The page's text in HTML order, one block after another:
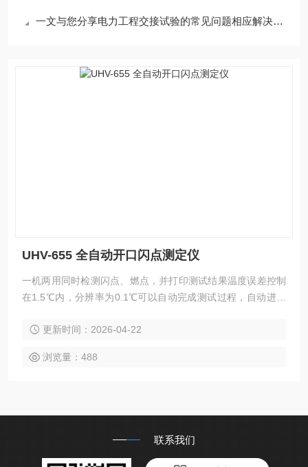
一文与您分享电力工程交接试验的常见问题相应解决方法
UHV-655 全自动开口闪点测定仪
一机两用同时检测闪点、燃点，并打印测试结果温度误差控制
在1.5℃内，分辨率为0.1℃可以自动完成测试过程，自动进行
更新时间：2026-04-22
浏览量：488
联系我们